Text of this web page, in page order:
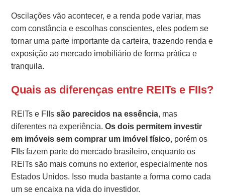
Oscilações vão acontecer, e a renda pode variar, mas
com constância e escolhas conscientes, eles podem se
tornar uma parte importante da carteira, trazendo renda e
exposição ao mercado imobiliário de forma prática e
tranquila.
Quais as diferenças entre REITs e FIIs?
REITs e FIIssão parecidos na essência, mas
diferentes na experiência.Os dois permitem investir
em imóveis sem comprar um imóvel físico, porém os
FIIs fazem parte do mercado brasileiro, enquanto os
REITs são mais comuns no exterior, especialmente nos
Estados Unidos. Isso muda bastante a forma como cada
um se encaixa na vida do investidor.